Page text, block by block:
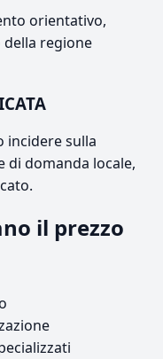
orientativo,
della regione
incidere sulla
di domanda locale,
il prezzo